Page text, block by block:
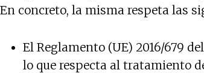
En concreto, la misma respeta las
El Reglamento (UE) 2016/679
lo que respecta al tratamiento